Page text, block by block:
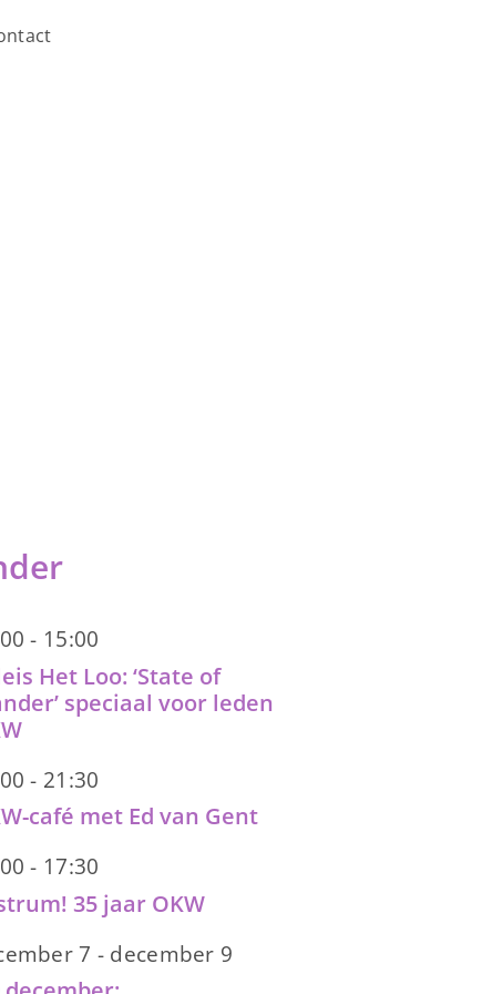
- 15:00
Het Loo: ‘State of
speciaal voor leden
- 21:30
café met Ed van Gent
- 17:30
35 jaar OKW
7 - december 9